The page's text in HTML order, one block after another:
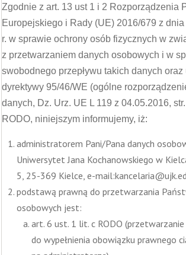
Zgodnie z art. 13 ust 1 i 2 Rozporządzenia
Europejskiego i Rady (UE) 2016/679 z
r. w sprawie ochrony osób fizycznych w
z przetwarzaniem danych osobowych i w
swobodnego przepływu takich danych oraz
dyrektywy 95/46/WE (ogólne
danych, Dz. Urz. UE L 119 z 04.05.2016,
RODO, niniejszym informujemy, iż:
administratorem Pani/Pana danych
Uniwersytet Jana Kochanowskiego w
5, 25-369 Kielce, e-
podstawą prawną do przetwarzania
osobowych jest:
art. 6 ust. 1 lit. c RODO
do wypełnienia obowiązku prawnego